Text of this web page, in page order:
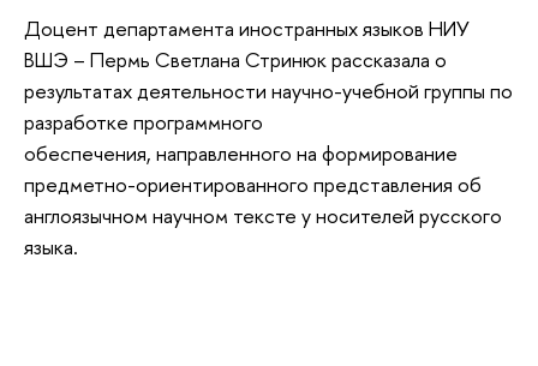
Доцент департамента иностранных языков НИУ
ВШЭ – Пермь Светлана Стринюк рассказала о
результатах деятельности научно-учебной группы по
разработке программного
обеспечения, направленного на формирование
предметно-ориентированного представления об
англоязычном научном тексте у носителей русского
языка.